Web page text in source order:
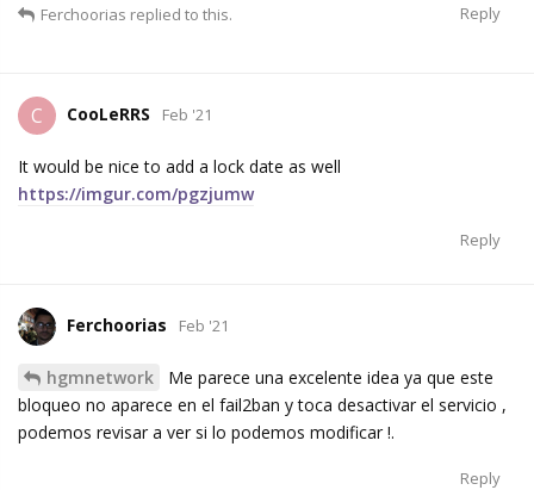
Reply
Ferchoorias replied to this.
C CooLeRRS Feb '21
It would be nice to add a lock date as well
https://imgur.com/pgzjumw
Reply
Ferchoorias Feb '21
hgmnetwork
Me parece una excelente idea ya que este
bloqueo no aparece en el fail2ban y toca desactivar el servicio ,
podemos revisar a ver si lo podemos modificar !.
Reply